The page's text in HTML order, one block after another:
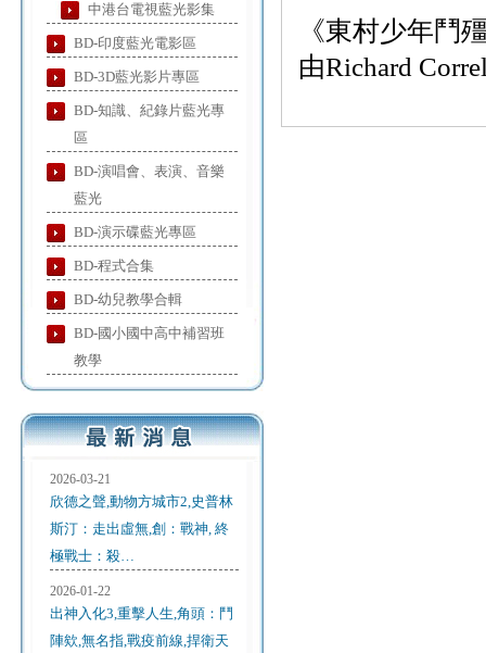
中港台電視藍光影集
BD-印度藍光電影區
BD-3D藍光影片專區
BD-知識、紀錄片藍光專
區
BD-演唱會、表演、音樂
藍光
BD-演示碟藍光專區
BD-程式合集
BD-幼兒教學合輯
BD-國小國中高中補習班
教學
2026-03-21
欣德之聲,動物方城市2,史普林
斯汀：走出虛無,創：戰神, 終
極戰士：殺…
2026-01-22
出神入化3,重擊人生,角頭：鬥
陣欸,無名指,戰疫前線,捍衛天
《東村少年鬥
由Richard